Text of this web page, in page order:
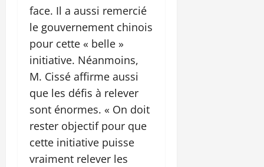
face. Il a aussi remercié
le gouvernement chinois
pour cette « belle »
initiative. Néanmoins,
M. Cissé affirme aussi
que les défis à relever
sont énormes. « On doit
rester objectif pour que
cette initiative puisse
vraiment relever les